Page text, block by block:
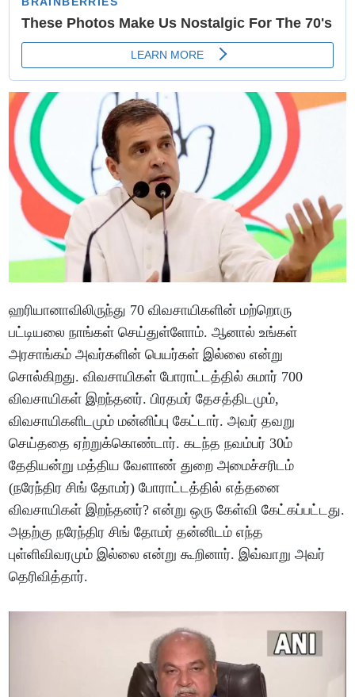
ஹரியானாவிலிருந்து 70 விவசாயிகளின் மற்றொரு
பட்டியலை நாங்கள் செய்துள்ளோம். ஆனால் உங்கள்
அரசாங்கம் அவர்களின் பெயர்கள் இல்லை என்று
சொல்கிறது. விவசாயிகள் போராட்டத்தில் சுமார் 700
விவசாயிகள் இறந்தனர். பிரதமர் தேசத்திடமும்,
விவசாயிகளிடமும் மன்னிப்பு கேட்டார். அவர் தவறு
செய்ததை ஏற்றுக்கொண்டார். கடந்த நவம்பர் 30ம்
தேதியன்று மத்திய வேளாண் துறை அமைச்சரிடம்
(நரேந்திர சிங் தோமர்) போராட்டத்தில் எத்தனை
விவசாயிகள் இறந்தனர்? என்று ஒரு கேள்வி கேட்கப்பட்டது.
அதற்கு நரேந்திர சிங் தோமர் தன்னிடம் எந்த
புள்ளிவிவரமும் இல்லை என்று கூறினார். இவ்வாறு அவர்
தெரிவித்தார்.